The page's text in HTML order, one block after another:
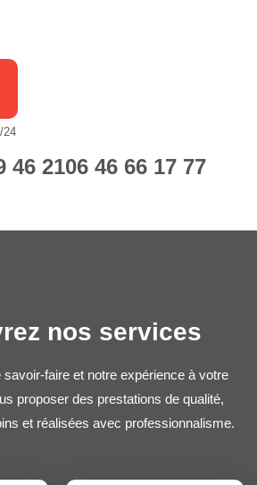
24
46 2106 46 66 17 77
nos services
faire et notre expérience à votre
proposer des prestations de qualité,
et réalisées avec professionnalisme.